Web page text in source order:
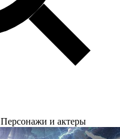
Персонажи и актеры